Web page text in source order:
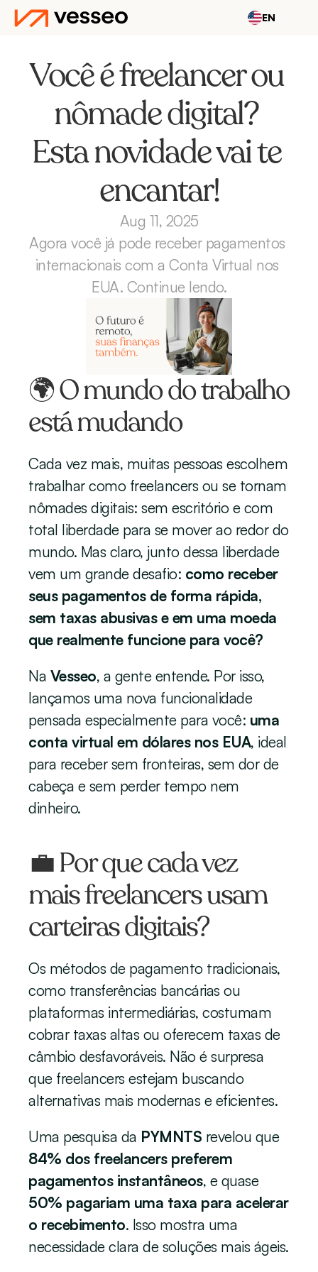
EN
Você é freelancer ou
nômade digital?
Esta novidade vai te
encantar!
Aug 11, 2025
Agora você já pode receber pagamentos
internacionais com a Conta Virtual nos
EUA. Continue lendo.
🌍 O mundo do trabalho
está mudando
Cada vez mais, muitas pessoas escolhem
trabalhar como freelancers ou se tornam
nômades digitais: sem escritório e com
total liberdade para se mover ao redor do
mundo. Mas claro, junto dessa liberdade
vem um grande desafio: como receber
seus pagamentos de forma rápida,
sem taxas abusivas e em uma moeda
que realmente funcione para você?
Na Vesseo, a gente entende. Por isso,
lançamos uma nova funcionalidade
pensada especialmente para você: uma
conta virtual em dólares nos EUA, ideal
para receber sem fronteiras, sem dor de
cabeça e sem perder tempo nem
dinheiro.
💼 Por que cada vez
mais freelancers usam
carteiras digitais?
Os métodos de pagamento tradicionais,
como transferências bancárias ou
plataformas intermediárias, costumam
cobrar taxas altas ou oferecem taxas de
câmbio desfavoráveis. Não é surpresa
que freelancers estejam buscando
alternativas mais modernas e eficientes.
Uma pesquisa da PYMNTS
revelou que
84% dos freelancers preferem
pagamentos instantâneos
, e quase
50% pagariam uma taxa para acelerar
o recebimento. Isso mostra uma
necessidade clara de soluções mais ágeis.